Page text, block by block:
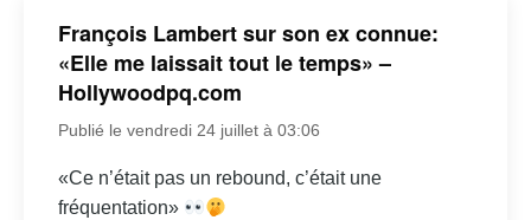
François Lambert sur son ex connue:
«Elle me laissait tout le temps» –
Hollywoodpq.com
Publié le vendredi 24 juillet à 03:06
«Ce n’était pas un rebound, c’était une
fréquentation»